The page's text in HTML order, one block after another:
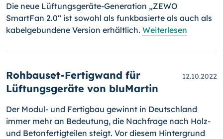
Die neue Lüftungsgeräte-Generation „ZEWO
SmartFan 2.0“ ist sowohl als funkbasierte als auch als
kabelgebundene Version erhältlich. Weiterlesen
Rohbauset-Fertigwand für
Lüftungsgeräte von bluMartin
12.10.2022
Der Modul- und Fertigbau gewinnt in Deutschland
immer mehr an Be­deutung, die Nachfrage nach Holz-
und Betonfertigteilen steigt. Vor die­sem Hintergrund